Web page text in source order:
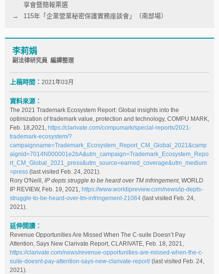
享會暨簡報票選
115年「企業營業秘密保護實務座談會」（南部場）
李莉娟
副法律研究員 編譯整理
上稿時間： 2021年03月
資料來源：
The 2021 Trademark Ecosystem Report: Global insights into the
optimization of trademark value, protection and technology, COMPU MARK,
Feb. 18,2021, https://clarivate.com/compumark/special-reports/2021-
trademark-ecosystem/?
campaignname=Trademark_Ecosystem_Report_CM_Global_2021&camp
aignid=7014N000001e2bA&utm_campaign=Trademark_Ecosystem_Repo
rt_CM_Global_2021_press&utm_source=earned_coverage&utm_medium
=press (last visited Feb. 24, 2021).
Rory O'Neill, IP depts struggle to be heard over TM infringement, WORLD
IP REVIEW, Feb. 19, 2021, https://www.worldipreview.com/news/ip-depts-
struggle-to-be-heard-over-tm-infringement-21064 (last visited Feb. 24,
2021).
延伸閱讀：
Revenue Opportunities Are Missed When The C-suite Doesn’t Pay
Attention, Says New Clarivate Report, CLARIVATE, Feb. 18, 2021,
https://clarivate.com/news/revenue-opportunities-are-missed-when-the-c-
suite-doesnt-pay-attention-says-new-clarivate-report/(last visited Feb. 24,
2021).